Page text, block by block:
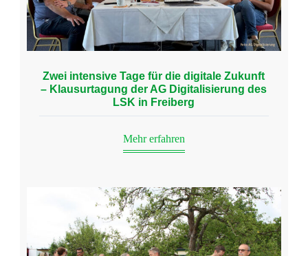
Zwei intensive Tage für die digitale Zukunft
– Klausurtagung der AG Digitalisierung des
LSK in Freiberg
Mehr erfahren